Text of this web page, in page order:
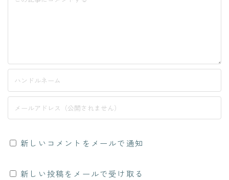
新しいコメントをメールで通知
新しい投稿をメールで受け取る